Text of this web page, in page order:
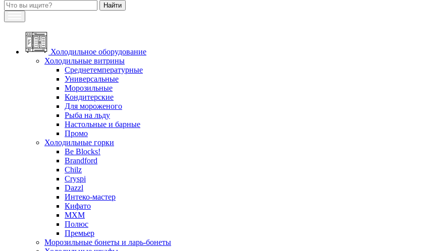
Холодильное оборудование
Холодильные витрины
Среднетемпературные
Универсальные
Морозильные
Кондитерские
Для мороженого
Рыба на льду
Настольные и барные
Промо
Холодильные горки
Be Blocks!
Brandford
Chilz
Cryspi
Dazzl
Интеко-мастер
Кифато
МХМ
Полюс
Премьер
Морозильные бонеты и ларь-бонеты